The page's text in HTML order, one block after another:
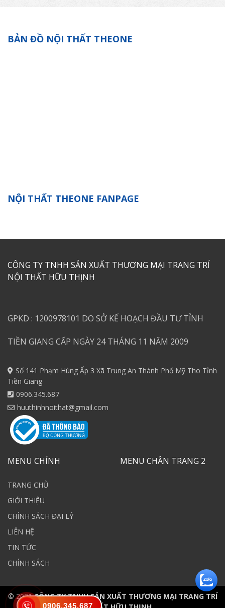
BẢN ĐỒ NỘI THẤT THEONE
NỘI THẤT THEONE FANPAGE
CÔNG TY TNHH SẢN XUẤT THƯƠNG MẠI TRANG TRÍ
NỘI THẤT HỮU THỊNH
GPKD : 1200978101 DO SỞ KẾ HOẠCH ĐẦU TƯ TỈNH
TIỀN GIANG CẤP NGÀY 24 THÁNG 11 NĂM 2009
Số 141 Phạm Hùng Ấp 3 Xã Trung An Thành Phố Mỹ Tho Tỉnh
Tiền Giang
0906.345.687
huuthinhnoithat@gmail.com
MENU CHÍNH
TRANG CHỦ
GIỚI THIỆU
CHÍNH SÁCH ĐẠI LÝ
LIÊN HỆ
TIN TỨC
CHÍNH SÁCH
MENU CHÂN TRANG 2
© 2021CÔNG TY TNHH SẢN XUẤT THƯƠNG MẠI TRANG TRÍ
0906.345.687